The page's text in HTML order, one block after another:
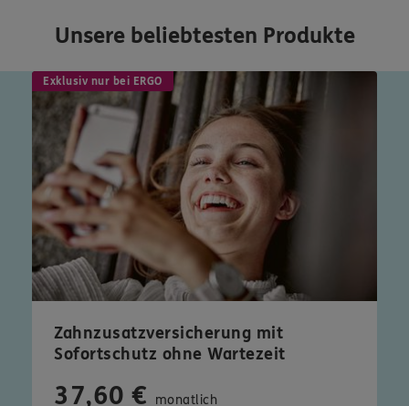
Unsere beliebtesten Produkte
Exklusiv nur bei ERGO
Zahnzusatzversicherung mit
Sofortschutz ohne Wartezeit
37,60 € monatlich